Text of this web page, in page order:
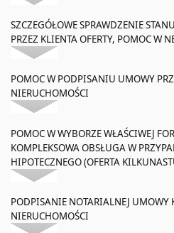
SZCZEGÓŁOWE SPRAWDZENIE
PRZEZ KLIENTA OFERTY, POMOC W
POMOC W PODPISANIU UMOWY
NIERUCHOMOŚCI
POMOC W WYBORZE WŁAŚCIWEJ
KOMPLEKSOWA OBSŁUGA W
HIPOTECZNEGO (OFERTA
PODPISANIE NOTARIALNEJ UMOWY
NIERUCHOMOŚCI